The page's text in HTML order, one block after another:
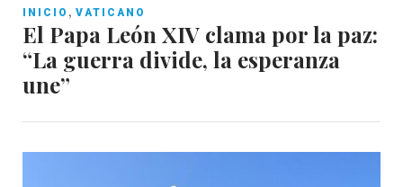
INICIO , VATICANO
El Papa León XIV clama por la paz:
“La guerra divide, la esperanza
une”